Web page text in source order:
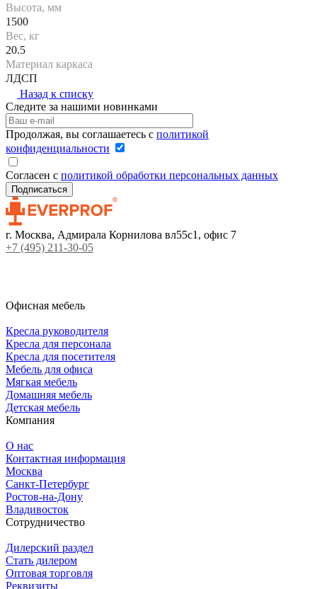
Высота, мм
1500
Вес, кг
20.5
Материал каркаса
ЛДСП
Назад к списку
Следите за нашими новинками
Продолжая, вы соглашаетесь с политикой
конфиденциальности
Согласен с политикой обработки персональных данных
г. Москва, Адмирала Корнилова вл55с1, офис 7
+7 (495) 211-30-05
Офисная мебель
Кресла руководителя
Кресла для персонала
Кресла для посетителя
Мебель для офиса
Мягкая мебель
Домашняя мебель
Детская мебель
Компания
О нас
Контактная информация
Москва
Санкт-Петербург
Ростов-на-Дону
Владивосток
Сотрудничество
Дилерский раздел
Стать дилером
Оптовая торговля
Реквизиты